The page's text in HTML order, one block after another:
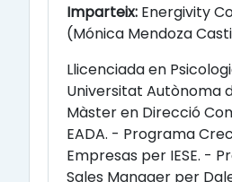
Imparteix: Energivity
(Mónica Mendoza
Llicenciada en
Universitat Autònoma
Màster en Direcció
EADA. - Programa
Empresas per IESE. -
Sales Manager per